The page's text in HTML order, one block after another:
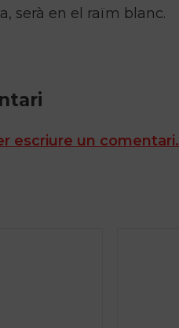
serà en el raïm blanc.
escriure un comentari.